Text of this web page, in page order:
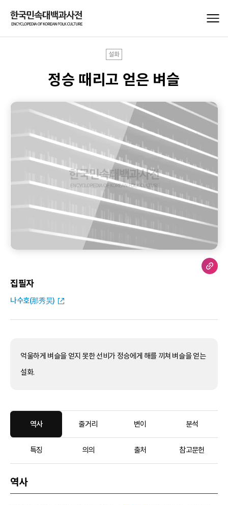
설화
정승 때리고 얻은 벼슬
집필자
나수호(那秀昊)
억울하게 벼슬을 얻지 못한 선비가 정승에게 해를 끼쳐 벼슬을 얻는
설화.
역사 줄거리 변이 분석
특징 의의 출처 참고문헌
역사